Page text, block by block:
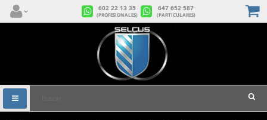
602 22 13 35
(PROFESIONALES)
647 652 587
(PARTICULARES)
Navegación
Toggle